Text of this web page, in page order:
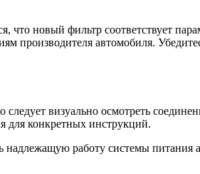
что новый фильтр соответствует
производителя автомобиля.
визуально осмотреть
для конкретных инструкций.
работу системы питания